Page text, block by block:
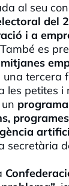
al seu
del
i a
es
tercera
les petites i
secretària